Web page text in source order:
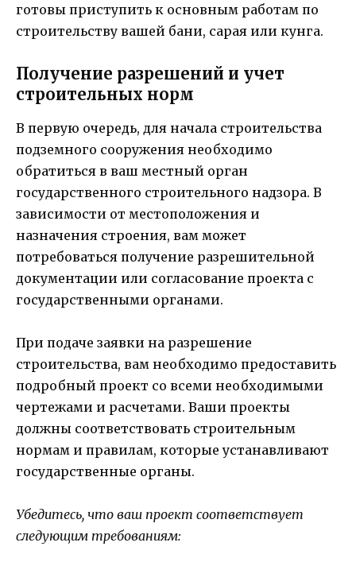
готовы приступить к основным работам по
строительству вашей бани, сарая или кунга.
Получение разрешений и учет
строительных норм
В первую очередь, для начала строительства
подземного сооружения необходимо
обратиться в ваш местный орган
государственного строительного надзора. В
зависимости от местоположения и
назначения строения, вам может
потребоваться получение разрешительной
документации или согласование проекта с
государственными органами.
При подаче заявки на разрешение
строительства, вам необходимо предоставить
подробный проект со всеми необходимыми
чертежами и расчетами. Ваши проекты
должны соответствовать строительным
нормам и правилам, которые устанавливают
государственные органы.
Убедитесь, что ваш проект соответствует
следующим требованиям: